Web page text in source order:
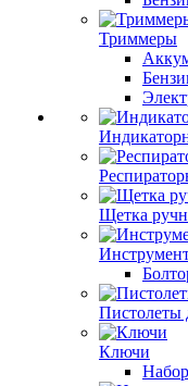
Триммеры
Щетка
Пистолеты
Ключи